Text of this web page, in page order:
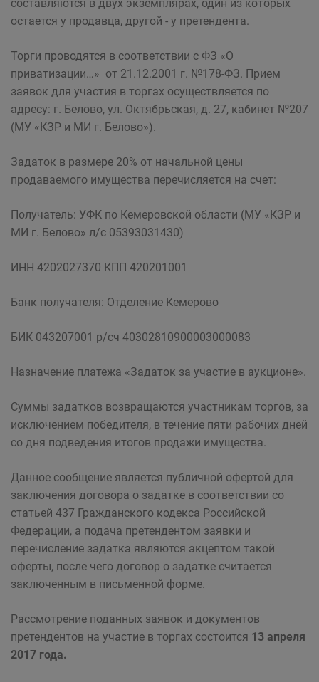
составляются в двух экземплярах, один из которых
остается у продавца, другой - у претендента.
Торги проводятся в соответствии с ФЗ «О
приватизации…» от 21.12.2001 г. №178-ФЗ. Прием
заявок для участия в торгах осуществляется по
адресу: г. Белово, ул. Октябрьская, д. 27, кабинет №207
(МУ «КЗР и МИ г. Белово»).
Задаток в размере 20% от начальной цены
продаваемого имущества перечисляется на счет:
Получатель: УФК по Кемеровской области (МУ «КЗР и
МИ г. Белово» л/с 05393031430)
ИНН 4202027370 КПП 420201001
Банк получателя: Отделение Кемерово
БИК 043207001 р/сч 40302810900003000083
Назначение платежа «Задаток за участие в аукционе».
Суммы задатков возвращаются участникам торгов, за
исключением победителя, в течение пяти рабочих дней
со дня подведения итогов продажи имущества.
Данное сообщение является публичной офертой для
заключения договора о задатке в соответствии со
статьей 437 Гражданского кодекса Российской
Федерации, а подача претендентом заявки и
перечисление задатка являются акцептом такой
оферты, после чего договор о задатке считается
заключенным в письменной форме.
Рассмотрение поданных заявок и документов
претендентов на участие в торгах состоится 13 апреля
2017 года.